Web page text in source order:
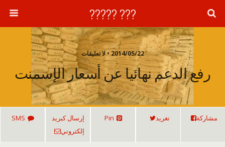
??? ?????
2014/05/22 • لا تعليقات
رفع الدعم نهائيا عن أسعار الإسمنت
مشاركة تغريد Pin
إرسال كبريد
إلكتروني
SMS